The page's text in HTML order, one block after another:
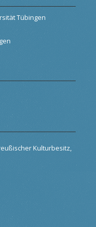
Tübingen
Kulturbesitz,